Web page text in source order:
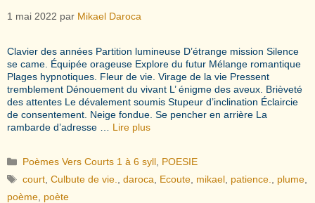
1 mai 2022 par Mikael Daroca
Clavier des années Partition lumineuse D’étrange mission Silence
se came. Équipée orageuse Explore du futur Mélange romantique
Plages hypnotiques. Fleur de vie. Virage de la vie Pressent
tremblement Dénouement du vivant L’ énigme des aveux. Brièveté
des attentes Le dévalement soumis Stupeur d’inclination Éclaircie
de consentement. Neige fondue. Se pencher en arrière La
rambarde d’adresse … Lire plus
Catégories
Poèmes Vers Courts 1 à 6 syll POESIE
Étiquettes
court ,Culbute de vie. ,daroca Ecoute mikael patience. plume
poème poète